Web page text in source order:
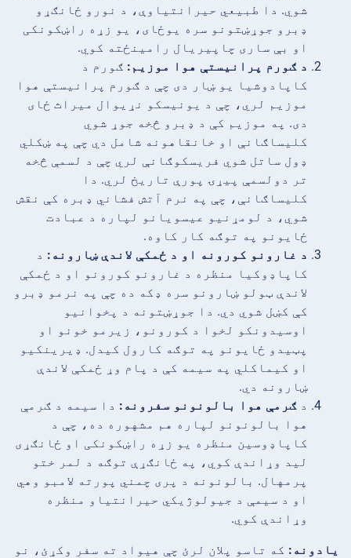
شوي. دا طبیعي حیرانتیاوې، د نورو ځانګړو
ډبرو جوړښتونو سره یوځای، یو زړه راښکونکی
او بې ساری چاپیریال رامینځته کوي.
د ګورم پرانیستې هوا موزیم: ګورم د
کاپادوشیا یو ښار دی چې د ګورم پرانیستې هوا
موزیم لري، چې د یونیسکو نړیوال میراث ځای
دی. په موزیم کې د ډبرو څخه جوړ شوي
کلیساګانې او خانقاهونه شامل دي چې په ښکلي
ډول ساتل شوي فریسکوګانې لري چې د لسمې څخه
تر دولسمې پیړۍ پورې تاریخ لري. دا
کلیساګانې، چې په نرم آتش فشاني ډبره کې نقش
شوي، د لومړنیو عیسویانو لپاره د عبادت
ځایونو په توګه کار کاوه.
د غارونو کورونه او د ځمکې لاندې ښارونه: د
کاپاډوکیا منظره د غارونو کورونو او د ځمکې
لاندې ټولو ښارونو سره ډکه ده چې په نرمو ډبرو
کې کښل شوي دي. دا جوړښتونه د پخوانیو
اوسیدونکو لخوا د کورونو، زیرمو خونو او
پټیدو ځایونو په توګه کارول کیدل. ډیرینکیو
او کیماکلي په سیمه کې د پام وړ ځمکې لاندې
ښارونه دي.
د ګرمې هوا بالونونو سفرونه: دا سیمه د ګرمې
هوا بالونونو لپاره هم مشهوره ده، چې د
کاپاډوسین منظره یو زړه راښکونکی او ځانګړی
لید وړاندې کوي، په ځانګړې توګه د لمر ختو
پرمهال. بالونونه د پری چمني پورته لامبو وهي
او د سیمې د جیولوژیکي حیرانتیاو منظره
وړاندې کوي.
یادونه: که تاسو پلان لرئ چې هیواد ته سفر وکړئ، نو